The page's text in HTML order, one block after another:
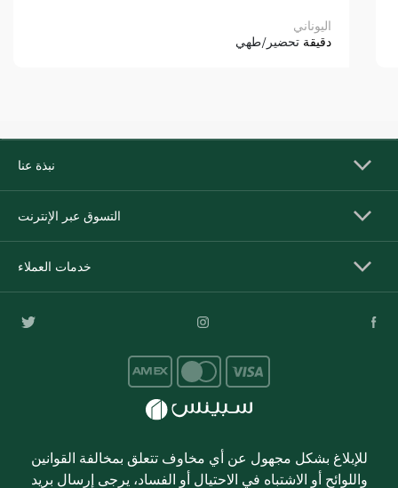
اليوناني
دقيقة تحضير/طهي
نبذة عنا
التسوق عبر الإنترنت
خدمات العملاء
للإبلاغ بشكل مجهول عن أي مخاوف تتعلق بمخالفة القوانين
واللوائح أو الاشتباه في الاحتيال أو الفساد، يرجى إرسال بريد